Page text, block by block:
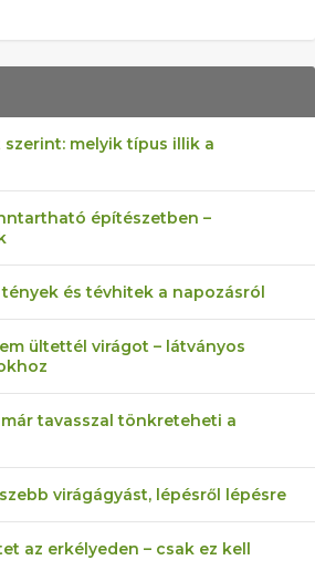
melyik típus illik a
építészetben –
tények és tévhitek a napozásról
ültettél virágot – látványos
tavasszal tönkreteheti a
virágágyást, lépésről lépésre
az erkélyeden – csak ez kell